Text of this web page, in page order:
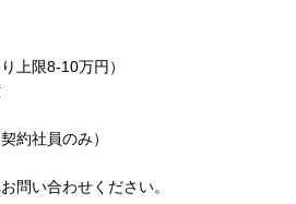
上限8-10万円）
約社員のみ）
問い合わせください。